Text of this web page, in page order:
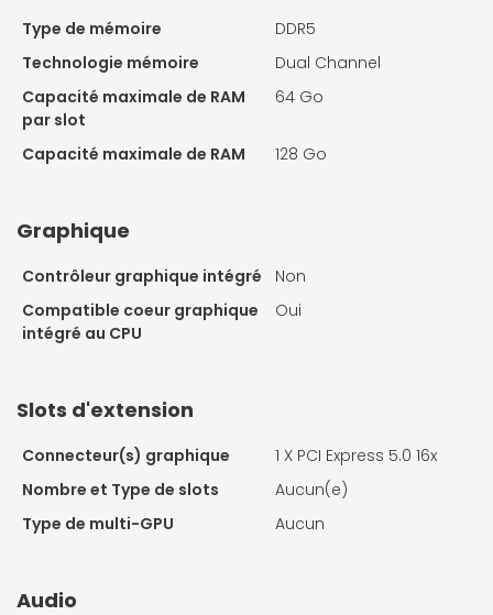
Type de mémoire
DDR5
Technologie mémoire
Dual Channel
Capacité maximale de RAM
par slot
64 Go
Capacité maximale de RAM 128 Go
Graphique
Contrôleur graphique intégré
Non
Compatible coeur graphique
intégré au CPU
Oui
Slots d'extension
Connecteur(s) graphique 1 X PCI Express 5.0 16x
Nombre et Type de slots
Aucun(e)
Type de multi-GPU
Aucun
Audio